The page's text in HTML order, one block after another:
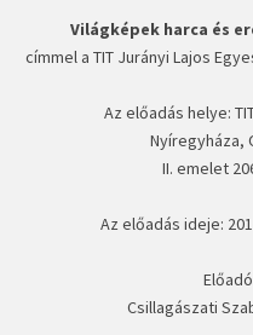
Világképek harca és
címmel a TIT Jurányi Lajos
Az előadás helye:
Nyíregyháza,
II. emelet
Az előadás ideje:
Csillagászati